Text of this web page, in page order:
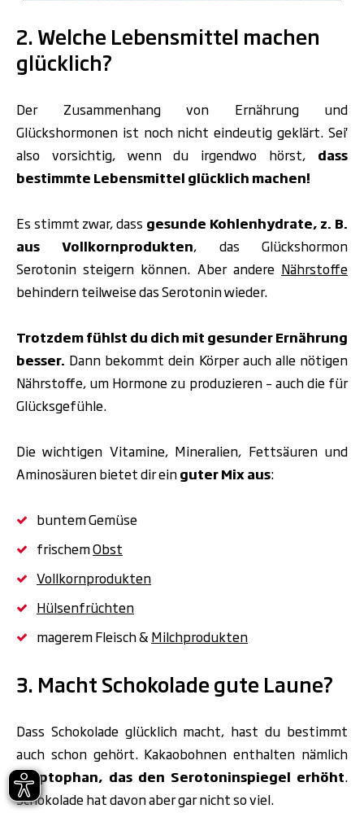
2. Welche Lebensmittel machen
glücklich?
Der Zusammenhang von Ernährung und
Glückshormonen ist noch nicht eindeutig geklärt. Sei'
also vorsichtig, wenn du irgendwo hörst, dass
bestimmte Lebensmittel glücklich machen!
Es stimmt zwar, dass gesunde Kohlenhydrate, z. B.
aus Vollkornprodukten, das Glückshormon
Serotonin steigern können. Aber andere Nährstoffe
behindern teilweise das Serotonin wieder.
Trotzdem fühlst du dich mit gesunder Ernährung
besser. Dann bekommt dein Körper auch alle nötigen
Nährstoffe, um Hormone zu produzieren – auch die für
Glücksgefühle.
Die wichtigen Vitamine, Mineralien, Fettsäuren und
Aminosäuren bietet dir einguter Mix aus:
buntem Gemüse
frischemObst
Vollkornprodukten
Hülsenfrüchten
magerem Fleisch & Milchprodukten
3. Macht Schokolade gute Laune?
Dass Schokolade glücklich macht, hast du bestimmt
auch schon gehört. Kakaobohnen enthalten nämlich
Tryptophan, das den Serotoninspiegel erhöht.
Schokolade hat davon aber gar nicht so viel.